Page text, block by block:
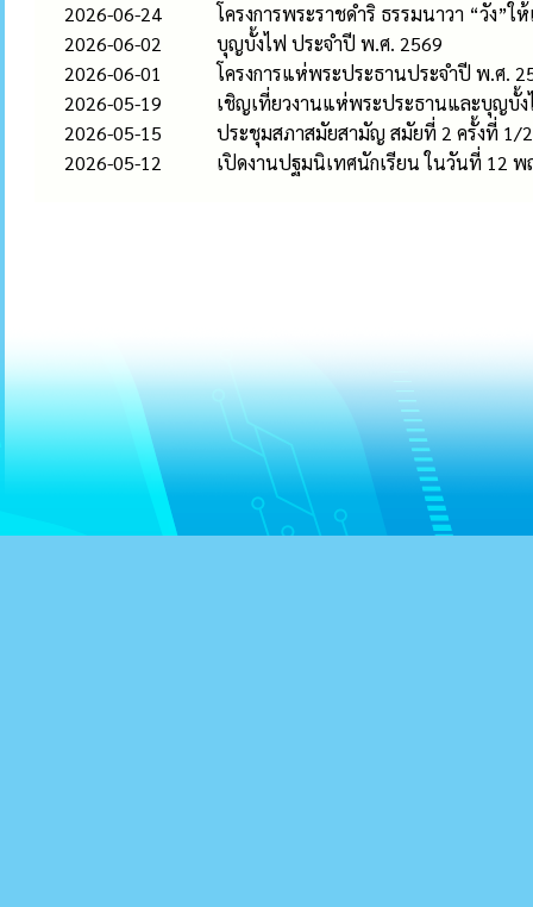
2026-06-24
โครงการพระราชดำริ ธรรมนาวา “วัง”
2026-06-02
บุญบั้งไฟ ประจำปี พ.ศ. 2569
2026-06-01
โครงการแห่พระประธานประจำปี พ.ศ.
2026-05-19
เชิญเที่ยวงานแห่พระประธานและบุญบั้ง
2026-05-15
ประชุมสภาสมัยสามัญ สมัยที่ 2 ครั้งที่ 1/
2026-05-12
เปิดงานปฐมนิเทศนักเรียน ในวันที่ 12